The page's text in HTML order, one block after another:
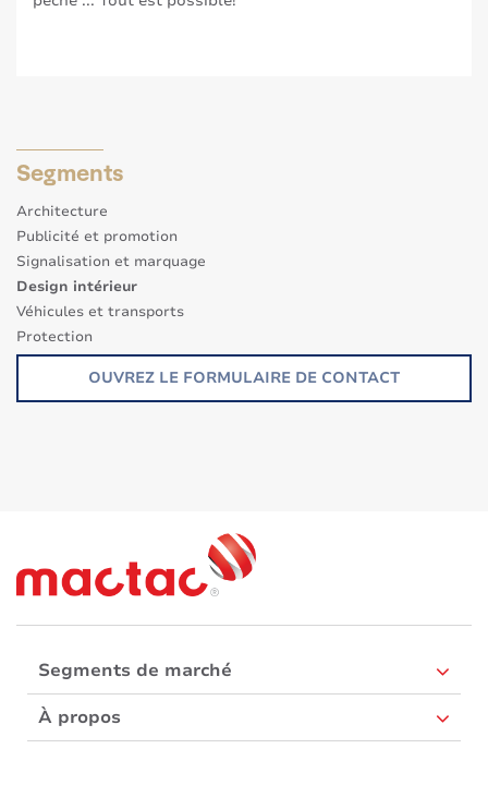
Segments
Architecture
Publicité et promotion
Signalisation et marquage
Design intérieur
Véhicules et transports
Protection
Autres Applications
Solutions eco -responsables
OUVREZ LE FORMULAIRE DE CONTACT
Segments de marché
À propos